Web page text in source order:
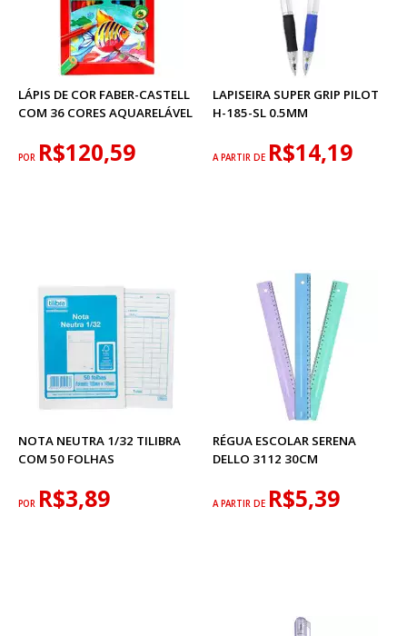
LÁPIS DE COR FABER-CASTELL
COM 36 CORES AQUARELÁVEL
POR R$120,59
LAPISEIRA SUPER GRIP PILOT
H-185-SL 0.5MM
A PARTIR DE R$14,19
NOTA NEUTRA 1/32 TILIBRA
COM 50 FOLHAS
POR R$3,89
RÉGUA ESCOLAR SERENA
DELLO 3112 30CM
A PARTIR DE R$5,39